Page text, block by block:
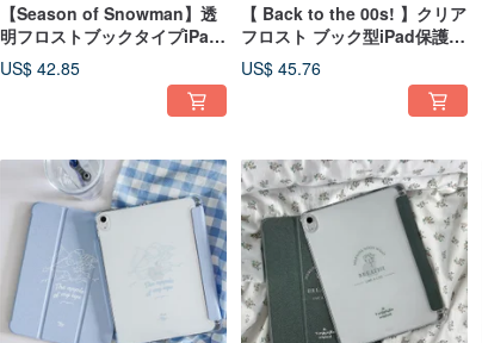
【Season of Snowman】透
明フロストブックタイプiPad
保護ケース
US$ 42.85
【 Back to the 00s! 】クリア
フロスト ブック型iPad保護ケ
ース
US$ 45.76